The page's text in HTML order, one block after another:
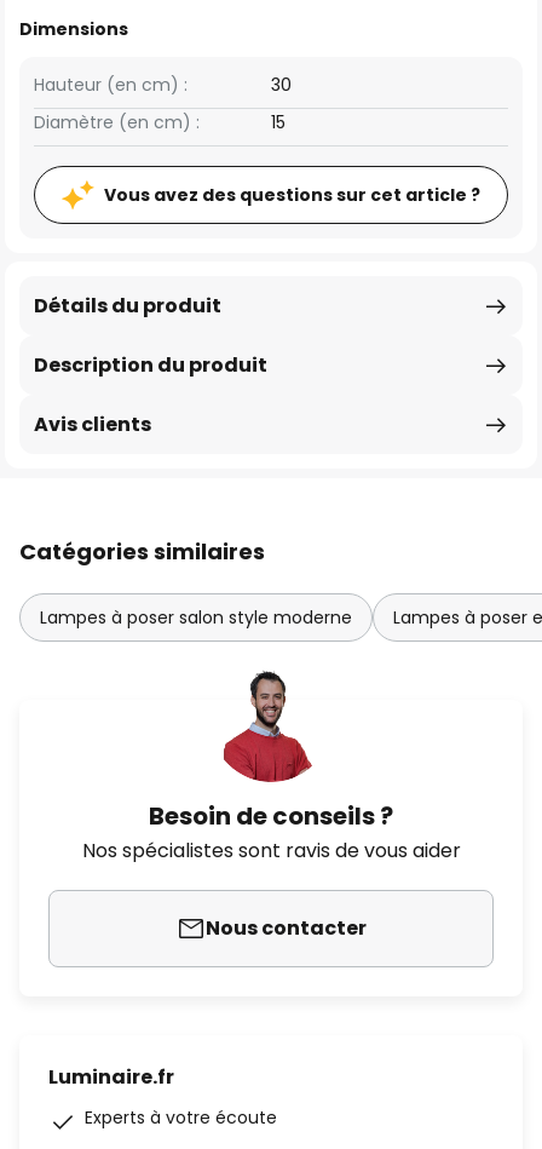
Dimensions
Hauteur (en cm) :
30
Diamètre (en cm) :
15
Vous avez des questions sur cet article ?
Description du produit
Détails du produit
Avis clients
Catégories similaires
Lampes à poser salon style moderne Lampes à poser
Besoin de conseils ?
Nos spécialistes sont ravis de vous aider
Nous contacter
Luminaire.fr
Experts à votre écoute